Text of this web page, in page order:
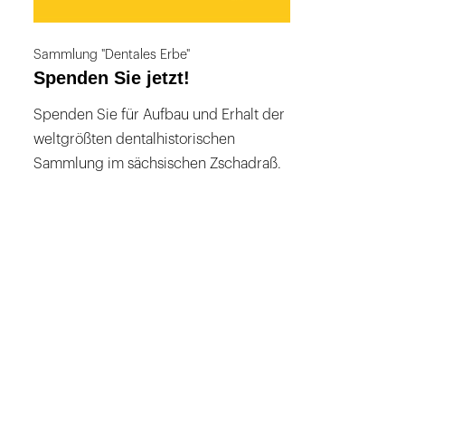
Sammlung "Dentales Erbe"
Spenden Sie jetzt!
Spenden Sie für Aufbau und Erhalt der
weltgrößten dentalhistorischen
Sammlung im sächsischen Zschadraß.